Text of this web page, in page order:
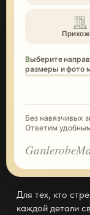
Выберите направление · Дальше 5 коротких вопросов ·
размеры и фото
Без навязчивых
Ответим
Для тех, кто
каждой детали